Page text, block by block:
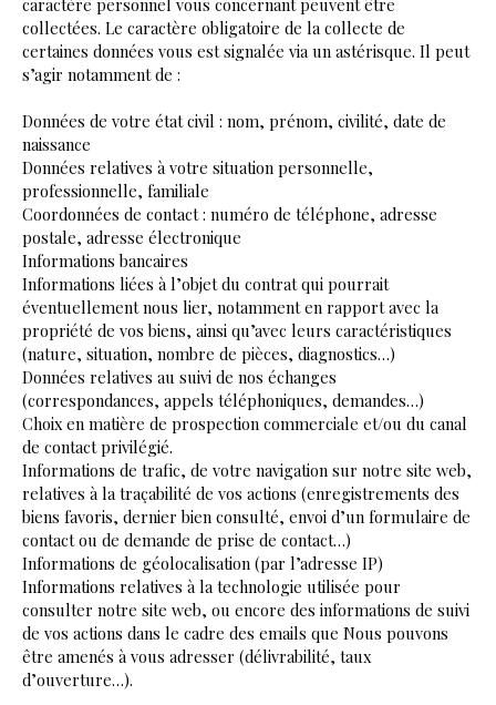
collectées. Le caractère obligatoire de la collecte de
certaines données vous est signalée via un astérisque. Il peut
s’agir notamment de :
Données de votre état civil : nom, prénom, civilité, date de
naissance
Données relatives à votre situation personnelle,
professionnelle, familiale
Coordonnées de contact : numéro de téléphone, adresse
postale, adresse électronique
Informations bancaires
Informations liées à l’objet du contrat qui pourrait
éventuellement nous lier, notamment en rapport avec la
propriété de vos biens, ainsi qu’avec leurs caractéristiques
(nature, situation, nombre de pièces, diagnostics…)
Données relatives au suivi de nos échanges
(correspondances, appels téléphoniques, demandes…)
Choix en matière de prospection commerciale et/ou du canal
de contact privilégié.
Informations de trafic, de votre navigation sur notre site web,
relatives à la traçabilité de vos actions (enregistrements des
biens favoris, dernier bien consulté, envoi d’un formulaire de
contact ou de demande de prise de contact…)
Informations de géolocalisation (par l’adresse IP)
Informations relatives à la technologie utilisée pour
consulter notre site web, ou encore des informations de suivi
de vos actions dans le cadre des emails que Nous pouvons
être amenés à vous adresser (délivrabilité, taux
d’ouverture…).